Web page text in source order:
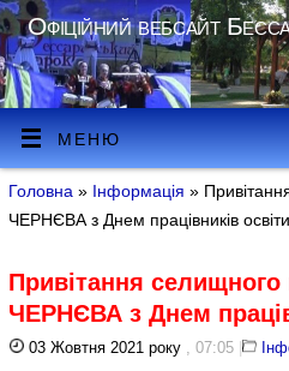
Офіційний вебсайт
МЕНЮ
Головна » Інформація »
ЧЕРНЄВА з Днем працівників освіти
Привітання
ЧЕРНЄВА з Днем
03 Жовтня 2021 року , 07:05 |